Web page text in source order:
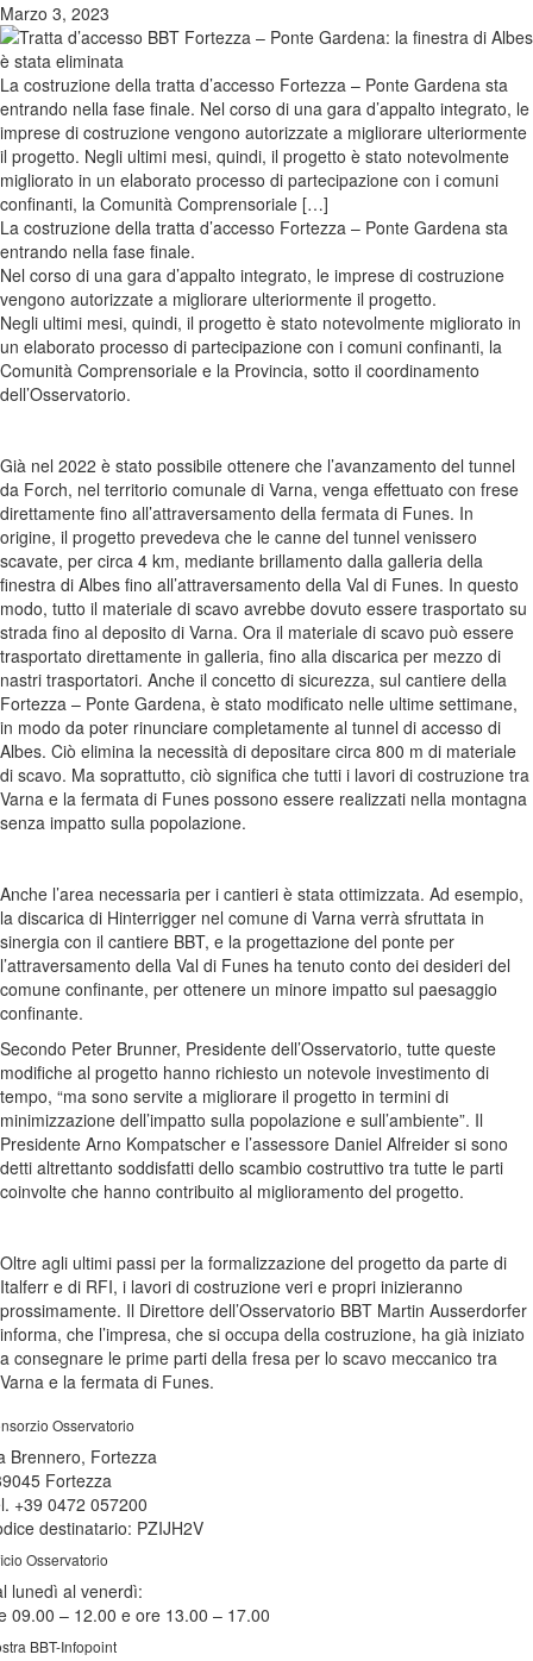
Marzo 3, 2023
La costruzione della tratta d’accesso Fortezza – Ponte Gardena sta
entrando nella fase finale. Nel corso di una gara d’appalto integrato, le
imprese di costruzione vengono autorizzate a migliorare ulteriormente
il progetto. Negli ultimi mesi, quindi, il progetto è stato notevolmente
migliorato in un elaborato processo di partecipazione con i comuni
confinanti, la Comunità Comprensoriale […]
La costruzione della tratta d’accesso Fortezza – Ponte Gardena sta
entrando nella fase finale.
Nel corso di una gara d’appalto integrato, le imprese di costruzione
vengono autorizzate a migliorare ulteriormente il progetto.
Negli ultimi mesi, quindi, il progetto è stato notevolmente migliorato in
un elaborato processo di partecipazione con i comuni confinanti, la
Comunità Comprensoriale e la Provincia, sotto il coordinamento
dell’Osservatorio.
Già nel 2022 è stato possibile ottenere che l’avanzamento del tunnel
da Forch, nel territorio comunale di Varna, venga effettuato con frese
direttamente fino all’attraversamento della fermata di Funes. In
origine, il progetto prevedeva che le canne del tunnel venissero
scavate, per circa 4 km, mediante brillamento dalla galleria della
finestra di Albes fino all’attraversamento della Val di Funes. In questo
modo, tutto il materiale di scavo avrebbe dovuto essere trasportato su
strada fino al deposito di Varna. Ora il materiale di scavo può essere
trasportato direttamente in galleria, fino alla discarica per mezzo di
nastri trasportatori. Anche il concetto di sicurezza, sul cantiere della
Fortezza – Ponte Gardena, è stato modificato nelle ultime settimane,
in modo da poter rinunciare completamente al tunnel di accesso di
Albes. Ciò elimina la necessità di depositare circa 800 m di materiale
di scavo. Ma soprattutto, ciò significa che tutti i lavori di costruzione tra
Varna e la fermata di Funes possono essere realizzati nella montagna
senza impatto sulla popolazione.
Anche l’area necessaria per i cantieri è stata ottimizzata. Ad esempio,
la discarica di Hinterrigger nel comune di Varna verrà sfruttata in
sinergia con il cantiere BBT, e la progettazione del ponte per
l’attraversamento della Val di Funes ha tenuto conto dei desideri del
comune confinante, per ottenere un minore impatto sul paesaggio
confinante.
Secondo Peter Brunner, Presidente dell’Osservatorio, tutte queste
modifiche al progetto hanno richiesto un notevole investimento di
tempo, “ma sono servite a migliorare il progetto in termini di
minimizzazione dell’impatto sulla popolazione e sull’ambiente”. Il
Presidente Arno Kompatscher e l’assessore Daniel Alfreider si sono
detti altrettanto soddisfatti dello scambio costruttivo tra tutte le parti
coinvolte che hanno contribuito al miglioramento del progetto.
Oltre agli ultimi passi per la formalizzazione del progetto da parte di
Italferr e di RFI, i lavori di costruzione veri e propri inizieranno
prossimamente. Il Direttore dell’Osservatorio BBT Martin Ausserdorfer
informa, che l’impresa, che si occupa della costruzione, ha già iniziato
a consegnare le prime parti della fresa per lo scavo meccanico tra
Varna e la fermata di Funes.
Osservatorio
Brennero, Fortezza
Fortezza
+39 0472 057200
destinatario: PZIJH2V
Osservatorio
lunedì al venerdì:
09.00 – 12.00 e ore 13.00 – 17.00
BBT-Infopoint